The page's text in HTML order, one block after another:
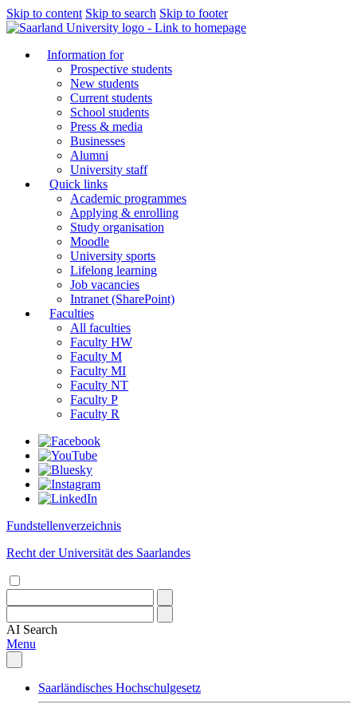
Skip to content Skip to search Skip to footer
Information for
Prospective students
New students
Current students
School students
Press & media
Businesses
Alumni
University staff
Quick links
Academic programmes
Applying & enrolling
Study organisation
Moodle
University sports
Lifelong learning
Job vacancies
Intranet (SharePoint)
Faculties
All faculties
Faculty HW
Faculty M
Faculty MI
Faculty NT
Faculty P
Faculty R
Fundstellenverzeichnis
Recht der Universität des Saarlandes
AI Search
Menu
Saarländisches Hochschulgesetz